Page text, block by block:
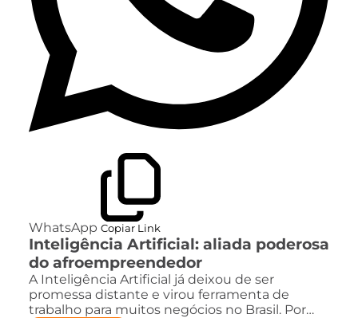
WhatsApp Copiar Link
Inteligência Artificial: aliada poderosa
do afroempreendedor
A Inteligência Artificial já deixou de ser
promessa distante e virou ferramenta de
trabalho para muitos negócios no Brasil. Por…